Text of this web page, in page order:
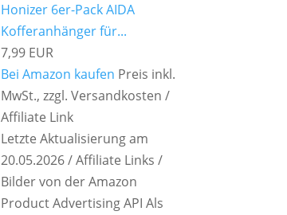
Honizer 6er-Pack AIDA
Kofferanhänger für...
7,99 EUR
Bei Amazon kaufen Preis inkl.
MwSt., zzgl. Versandkosten /
Affiliate Link
Letzte Aktualisierung am
20.05.2026 / Affiliate Links /
Bilder von der Amazon
Product Advertising API Als